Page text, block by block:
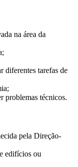
na área da
diferentes tarefas de
problemas técnicos.
pela Direção-
edifícios ou